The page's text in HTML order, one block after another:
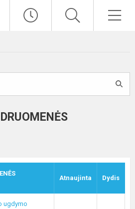
Atnaujinta Dydis
ugdymo